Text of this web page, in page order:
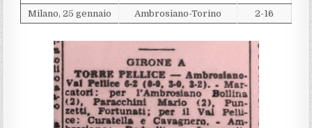
Milano, 25 gennaio
Ambrosiano-Torino 2-16